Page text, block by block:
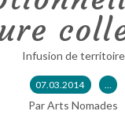
Infusion de territoire
07.03.2014 …
Par Arts Nomades